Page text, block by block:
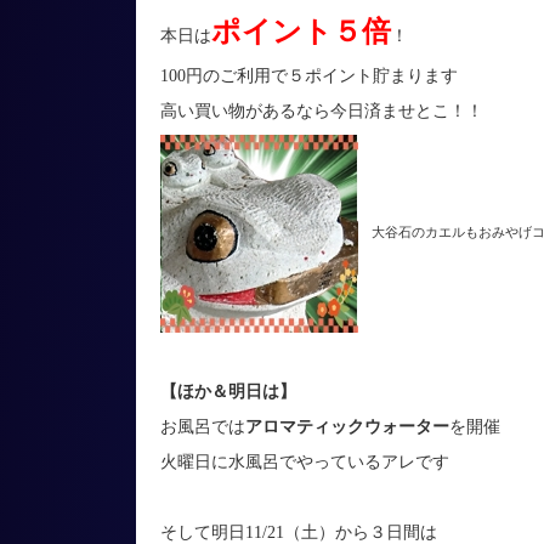
本日はポイント５倍！
100円のご利用で５ポイント貯まります
高い買い物があるなら今日済ませとこ！！
大谷石のカエルもおみやげ
【ほか＆明日は】
お風呂ではアロマティックウォーターを開催
火曜日に水風呂でやっているアレです
そして明日11/21（土）から３日間は